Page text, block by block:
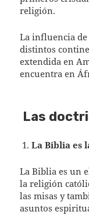
religión.
La influencia
distintos
extendida en
encuentra en
Las
La Biblia es
La Biblia es un
la religión
las misas y
asuntos